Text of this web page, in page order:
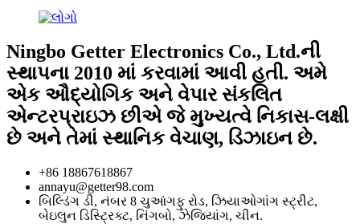
Ningbo Getter Electronics Co., Ltd.ની
સ્થાપના 2010 માં કરવામાં આવી હતી. અમે
એક ઔદ્યોગિક અને વેપાર સંકલિત
એન્ટરપ્રાઇઝ છીએ જે મુખ્યત્વે નિકાસ-લક્ષી
છે અને તેમાં સ્થાનિક વેચાણ, ડિઝાઇન છે.
+86 18867618867
annayu@getter98.com
બિલ્ડિંગ ડી, નંબર 8 ચુઆંગફુ રોડ, ઝિયાઓગાંગ સ્ટ્રીટ,
બેઇલુન ડિસ્ટ્રિક્ટ, નિંગબો, ઝેજિયાંગ, ચીન.